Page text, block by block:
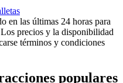
en las últimas 24 horas para
precios y la disponibilidad
términos y condiciones
populares